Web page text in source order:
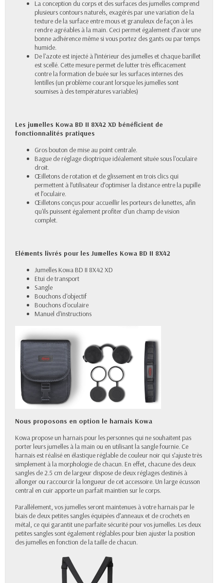
La conception du corps et des surfaces des jumelles comprend
plusieurs contours naturels, exagérés par une variation de la
texture de la surface entre mous et granuleux de façon à les
rendre agréables à la main. Ceci permet également d’avoir une
bonne adhérence même si vous portez des gants ou par temps
humide.
De l'azote est injecté à l’intérieur des jumelles et chaque barillet
est scellé. Cette mesure permet de lutter très efficacement
contre la formation de buée sur les surfaces internes des
lentilles (un problème courant lorsque les jumelles sont
soumises à des températures variables)
Les jumelles Kowa BD II 8X42 XD bénéficient de
fonctionnalités pratiques
Gros bouton de mise au point centrale.
Bague de réglage dioptrique idéalement située sous l'oculaire
droit.
Œilletons de rotation et de glissement en trois clics qui
permettent à l’utilisateur d’optimiser la distance entre la pupille
et l’oculaire.
Œilletons conçus pour accueillir les porteurs de lunettes, afin
qu'ils puissent également profiter d'un champ de vision
complet.
Eléments livrés pour les Jumelles Kowa BD II 8X42
Jumelles Kowa BD II 8X42 XD
Etui de transport
Sangle
Bouchons d'objectif
Bouchons d'oculaire
Manuel d'instructions
Nous proposons en option le harnais Kowa
Kowa propose un harnais pour les personnes qui ne souhaitent pas
porter leurs jumelles à la main ou en utilisant la sangle fournie. Ce
harnais est réalisé en élastique réglable de couleur noir qui s’ajuste très
simplement à la morphologie de chacun. En effet, chacune des deux
sangles de 2.5 cm de largeur dispose de deux réglages destinés à
allonger ou raccourcir la longueur de cet accessoire. Un large écusson
central en cuir apporte un parfait maintien sur le corps.
Parallèlement, vos jumelles seront maintenues à votre harnais par le
biais de deux petites sangles équipées d’anneaux et de crochets en
métal, ce qui garantit une parfaite sécurité pour vos jumelles. Les deux
petites sangles sont également réglables pour bien ajuster la position
des jumelles en fonction de la taille de chacun.